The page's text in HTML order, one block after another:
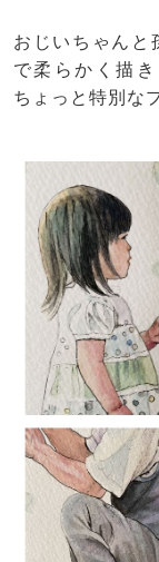
おじいちゃんと
で柔らかく描
ちょっと特別な